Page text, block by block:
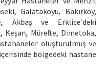
Galataköyü, Bakırköy,
Akbaş ve Erklice'deki
Keşan, Mürefte, Dimetoka,
oluşturulmuş ve
bölgedeki hastane